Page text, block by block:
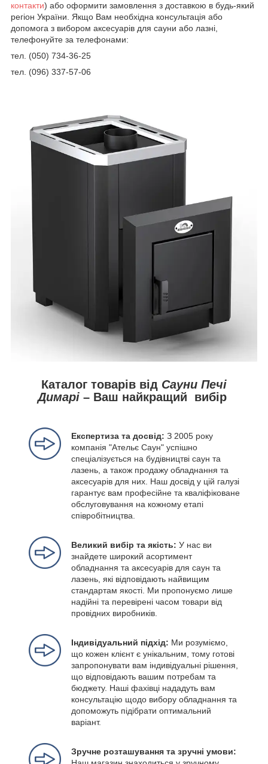
контакти) або оформити замовлення з доставкою в будь-який
регіон України. Якщо Вам необхідна консультація або
допомога з вибором аксесуарів для сауни або лазні,
телефонуйте за телефонами:
тел. (050) 734-36-25
тел. (096) 337-57-06
Каталог товарів від Сауни Печі
Димарі – Ваш найкращий вибір
Експертиза та досвід: З 2005 року
компанія "Ательє Саун" успішно
спеціалізується на будівництві саун та
лазень, а також продажу обладнання та
аксесуарів для них. Наш досвід у цій галузі
гарантує вам професійне та кваліфіковане
обслуговування на кожному етапі
співробітництва.
Великий вибір та якість: У нас ви
знайдете широкий асортимент
обладнання та аксесуарів для саун та
лазень, які відповідають найвищим
стандартам якості. Ми пропонуємо лише
надійні та перевірені часом товари від
провідних виробників.
Індивідуальний підхід: Ми розуміємо,
що кожен клієнт є унікальним, тому готові
запропонувати вам індивідуальні рішення,
що відповідають вашим потребам та
бюджету. Наші фахівці нададуть вам
консультацію щодо вибору обладнання та
допоможуть підібрати оптимальний
варіант.
Зручне розташування та зручні умови: